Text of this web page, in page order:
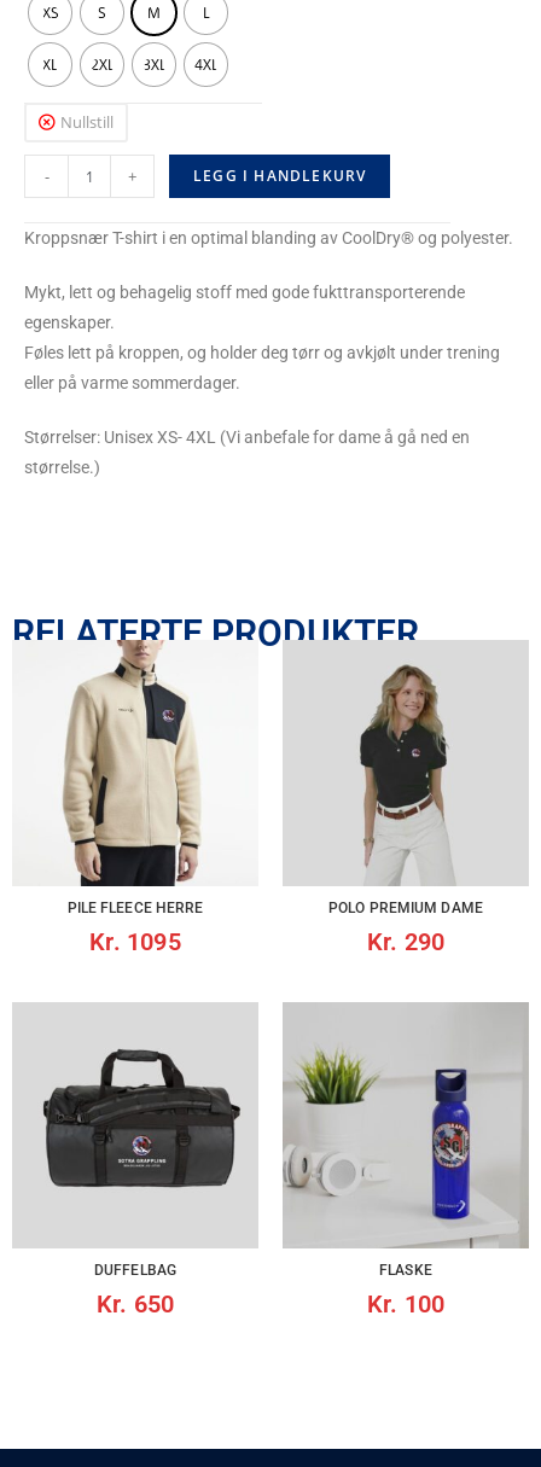
XS S M L
XL 2XL 3XL 4XL
Nullstill
- + LEGG I HANDLEKURV
Kroppsnær T-shirt i en optimal blanding av CoolDry® og polyester.
Mykt, lett og behagelig stoff med gode fukttransporterende
egenskaper.
Føles lett på kroppen, og holder deg tørr og avkjølt under trening
eller på varme sommerdager.
Størrelser: Unisex XS- 4XL (Vi anbefale for dame å gå ned en
størrelse.)
RELATERTE PRODUKTER
PILE FLEECE HERRE
Kr. 1095
POLO PREMIUM DAME
Kr. 290
DUFFELBAG
Kr. 650
FLASKE
Kr. 100